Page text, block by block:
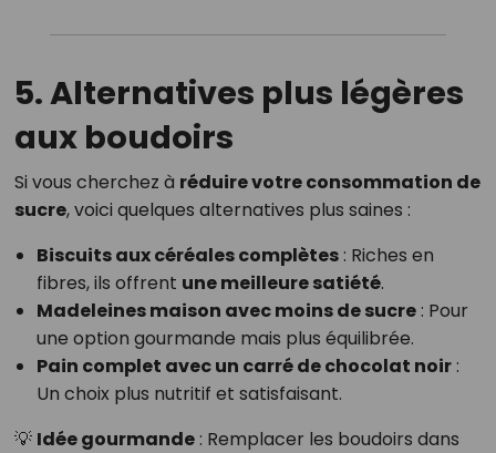
5. Alternatives plus légères
aux boudoirs
Si vous cherchez à réduire votre consommation de
sucre, voici quelques alternatives plus saines :
Biscuits aux céréales complètes: Riches en
fibres, ils offrent une meilleure satiété.
Madeleines maison avec moins de sucre: Pour
une option gourmande mais plus équilibrée.
Pain complet avec un carré de chocolat noir:
Un choix plus nutritif et satisfaisant.
💡 Idée gourmande: Remplacer les boudoirs dans